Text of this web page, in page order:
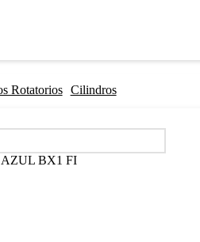
Rotatorios Cilindros
BX1 FI